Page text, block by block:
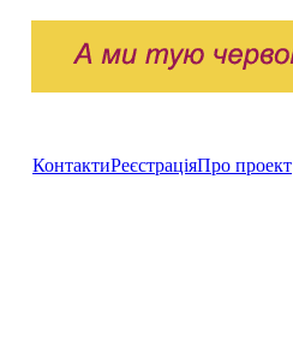
КонтактиРеєстраціяПро проект